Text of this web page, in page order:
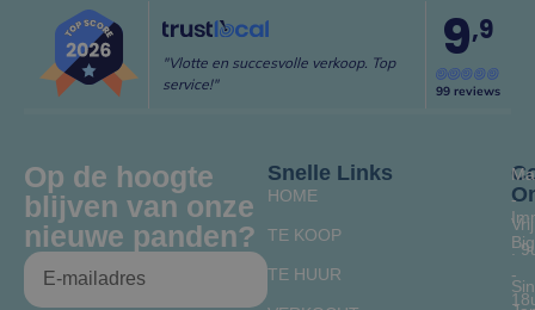
99 reviews
9,9
"Vlotte en succesvolle verkoop. Top
service!"
Op de hoogte
blijven van onze
nieuwe panden?
Snelle Links
HOME
TE KOOP
TE HUUR
Ma
-
Vrij
:
-